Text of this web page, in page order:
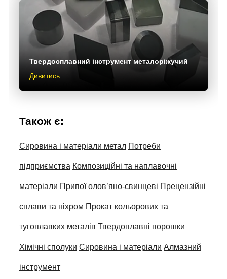
Твердосплавний інструмент металоріжучий
Дивитись
Також є:
Сировина і матеріали метал Потреби
підприємства Композиційні та наплавочні
матеріали Припої олов’яно-свинцеві Прецензійні
сплави та ніхром Прокат кольорових та
тугоплавких металів Твердоплавні порошки
Хімічні сполуки Сировина і матеріали Алмазний
інструмент